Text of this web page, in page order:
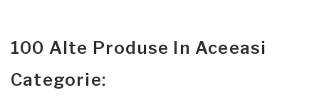
100 Alte Produse In Aceeasi
Categorie: